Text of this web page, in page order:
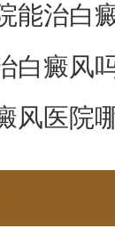
能治白
白癜风
风医院